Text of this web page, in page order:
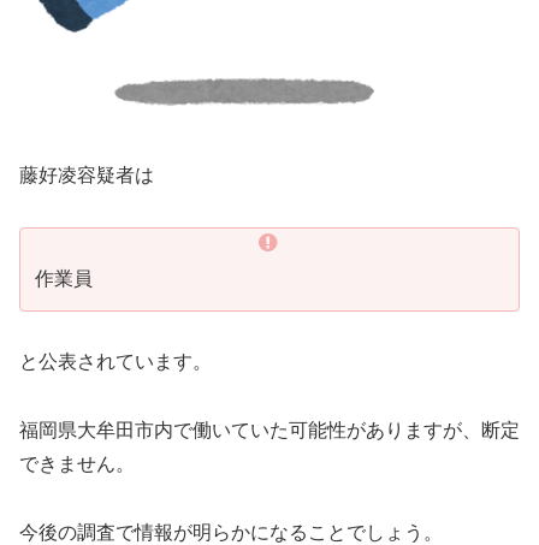
藤好凌容疑者は
作業員
と公表されています。
福岡県大牟田市内で働いていた可能性がありますが、断定
できません。
今後の調査で情報が明らかになることでしょう。